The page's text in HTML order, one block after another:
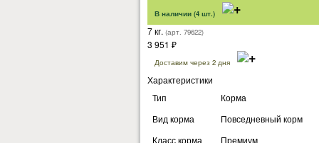
В наличии (4 шт.)
7 кг. (арт. 79622)
3 951 ₽
Доставим через 2 дня
Характеристики
Тип
Корма
Вид корма
Повседневный корм
Класс корма
Премиум